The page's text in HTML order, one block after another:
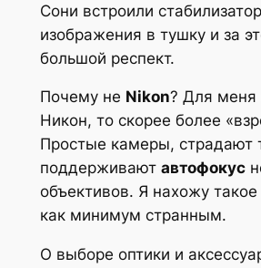
Сони встроили стабилизатор
изображения в тушку и за
большой респект.
Почему не Nikon? Для меня
Никон, то скорее более
Простые камеры, страдают
поддерживают автофокус
объективов. Я нахожу
как минимум странным.
О выборе оптики и